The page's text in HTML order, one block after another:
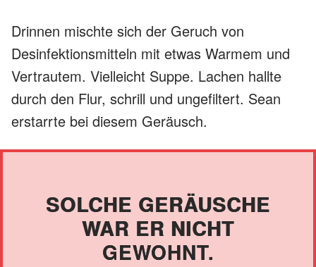
Drinnen mischte sich der Geruch von
Desinfektionsmitteln mit etwas Warmem und
Vertrautem. Vielleicht Suppe. Lachen hallte
durch den Flur, schrill und ungefiltert. Sean
erstarrte bei diesem Geräusch.
SOLCHE GERÄUSCHE
WAR ER NICHT
GEWOHNT.